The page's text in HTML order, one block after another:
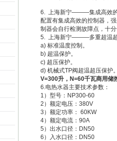
6. 上海新宁———集成高效
配置有集成高效的控制器，
制器会自行检测故障点，十
5. 上海新宁———多重超温
a) 标准温度控制。
b) 超温保护。
c) 超压保护。
d) 机械式TP阀超温超压保护
V=300升，N=60千瓦商用储
6.电热水器主要技术参数：
1）型号：NP300-60
2）额定电压：380V
3）额定功率： 60KW
4）额定电流：90A
5）出水口径：DN50
6）入水口径：DN50